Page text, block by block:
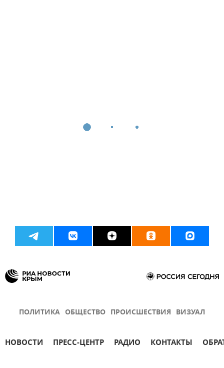
ПОЛИТИКА ОБЩЕСТВО ПРОИСШЕСТВИЯ ВИЗУАЛ
НОВОСТИ ПРЕСС-ЦЕНТР РАДИО КОНТАКТЫ